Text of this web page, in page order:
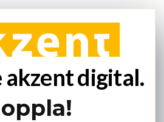
akzent digital.